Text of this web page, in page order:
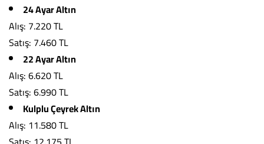
24 Ayar Altın
Alış: 7.220 TL
Satış: 7.460 TL
22 Ayar Altın
Alış: 6.620 TL
Satış: 6.990 TL
Kulplu Çeyrek Altın
Alış: 11.580 TL